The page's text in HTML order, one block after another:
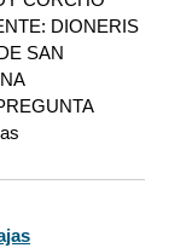
DIONERIS
SAN